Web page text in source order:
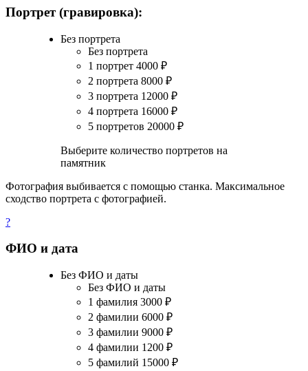
Портрет (гравировка):
Без портрета
Без портрета
1 портрет 4000 ₽
2 портрета 8000 ₽
3 портрета 12000 ₽
4 портрета 16000 ₽
5 портретов 20000 ₽
Выберите количество портретов на
памятник
Фотография выбивается с помощью станка. Максимальное
сходство портрета с фотографией.
?
ФИО и дата
Без ФИО и даты
Без ФИО и даты
1 фамилия 3000 ₽
2 фамилии 6000 ₽
3 фамилии 9000 ₽
4 фамилии 1200 ₽
5 фамилий 15000 ₽